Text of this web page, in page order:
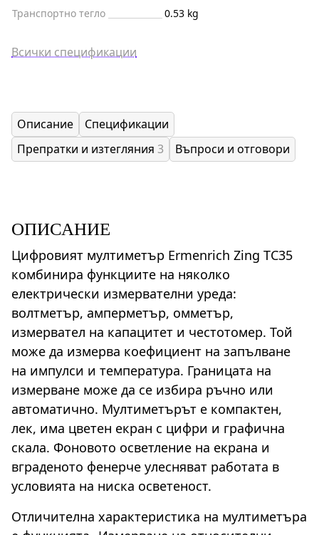
Транспортно тегло 0.53 kg
Всички спецификации
Описание
Спецификации
Препратки и изтегляния 3 Въпроси и отговори
ОПИСАНИЕ
Цифровият мултиметър Ermenrich Zing TC35
комбинира функциите на няколко
електрически измервателни уреда:
волтметър, амперметър, омметър,
измервател на капацитет и честотомер. Той
може да измерва коефициент на запълване
на импулси и температура. Границата на
измерване може да се избира ръчно или
автоматично. Мултиметърът е компактен,
лек, има цветен екран с цифри и графична
скала. Фоновото осветление на екрана и
вграденото фенерче улесняват работата в
условията на ниска осветеност.
Отличителна характеристика на мултиметъра